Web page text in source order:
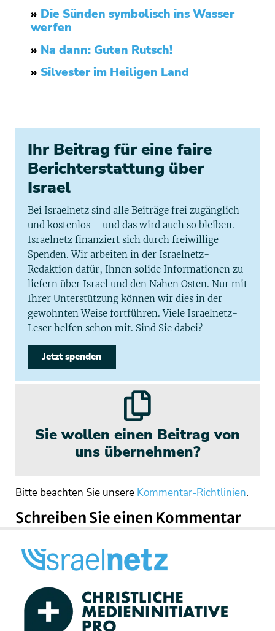
» Die Sünden symbolisch ins Wasser
werfen
» Na dann: Guten Rutsch!
» Silvester im Heiligen Land
Ihr Beitrag für eine faire
Berichterstattung über
Israel
Bei Israelnetz sind alle Beiträge frei zugänglich
und kostenlos – und das wird auch so bleiben.
Israelnetz finanziert sich durch freiwillige
Spenden. Wir arbeiten in der Israelnetz-
Redaktion dafür, Ihnen solide Informationen zu
liefern über Israel und den Nahen Osten. Nur mit
Ihrer Unterstützung können wir dies in der
gewohnten Weise fortführen. Viele Israelnetz-
Leser helfen schon mit. Sind Sie dabei?
Jetzt spenden
Sie wollen einen Beitrag von
uns übernehmen?
Bitte beachten Sie unsere Kommentar-Richtlinien.
Schreiben Sie einen Kommentar